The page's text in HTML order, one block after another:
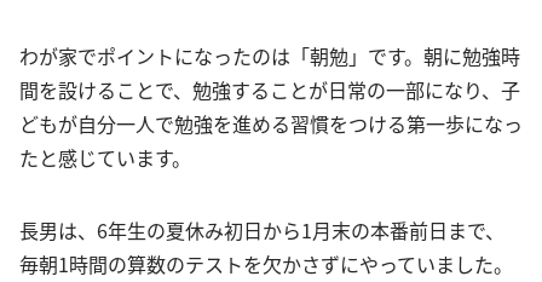
わが家でポイントになったのは「朝勉」です。朝に勉強時
間を設けることで、勉強することが日常の一部になり、子
どもが自分一人で勉強を進める習慣をつける第一歩になっ
たと感じています。
長男は、6年生の夏休み初日から1月末の本番前日まで、
毎朝1時間の算数のテストを欠かさずにやっていました。